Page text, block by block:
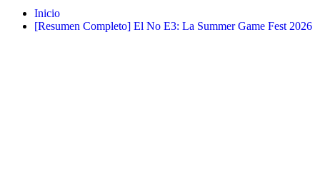
Inicio
[Resumen Completo] El No E3: La Summer Game Fest 2026